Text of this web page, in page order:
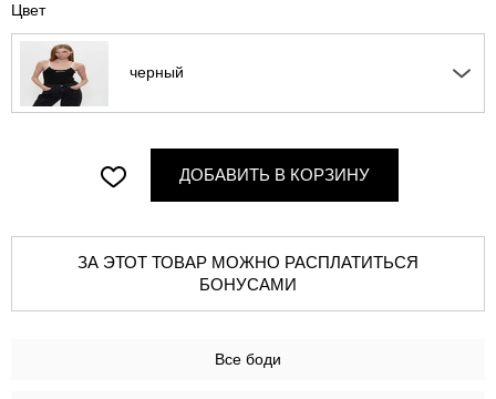
Цвет
черный
ДОБАВИТЬ В КОРЗИНУ
ЗА ЭТОТ ТОВАР МОЖНО РАСПЛАТИТЬСЯ
БОНУСАМИ
Все боди